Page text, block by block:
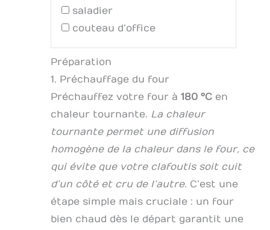
saladier
couteau d’office
Préparation
1. Préchauffage du four
Préchauffez votre four à 180 °C en
chaleur tournante. La chaleur
tournante permet une diffusion
homogène de la chaleur dans le four, ce
qui évite que votre clafoutis soit cuit
d’un côté et cru de l’autre. C’est une
étape simple mais cruciale : un four
bien chaud dès le départ garantit une